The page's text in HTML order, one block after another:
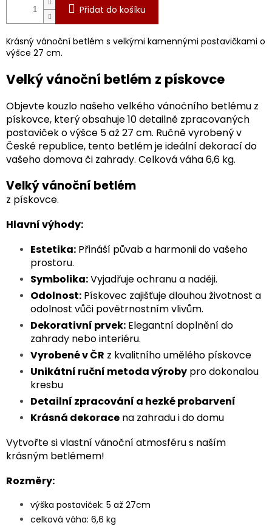
Přidat do košíku
Krásný vánoční betlém s velkými kamennými postavičkami o
výšce 27 cm.
Velký vánoční betlém z pískovce
Objevte kouzlo našeho velkého vánočního betlému z
pískovce, který obsahuje 10 detailně zpracovaných
postaviček o výšce 5 až 27 cm. Ručně vyrobený v
České republice, tento betlém je ideální dekorací do
vašeho domova či zahrady. Celková váha 6,6 kg.
Velký vánoční betlém
z pískovce.
Hlavní výhody:
Estetika: Přináší půvab a harmonii do vašeho
prostoru.
Symbolika:Vyjadřuje ochranu a naději.
Odolnost: Pískovec zajišťuje dlouhou životnost a
odolnost vůči povětrnostním vlivům.
Dekorativní prvek: Elegantní doplnění do
zahrady nebo interiéru.
Vyrobené v ČR z kvalitního umělého pískovce
Unikátní ruční metoda výroby pro dokonalou
kresbu
Detailní zpracování a hezké probarvení
Krásná dekorace na zahradu i do domu
Vytvořte si vlastní vánoční atmosféru s naším
krásným betlémem!
Rozměry:
výška postaviček: 5 až 27cm
celková váha: 6,6 kg